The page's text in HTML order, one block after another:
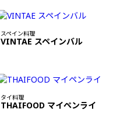
スペイン料理
VINTAE スペインバル
タイ料理
THAIFOOD マイペンライ